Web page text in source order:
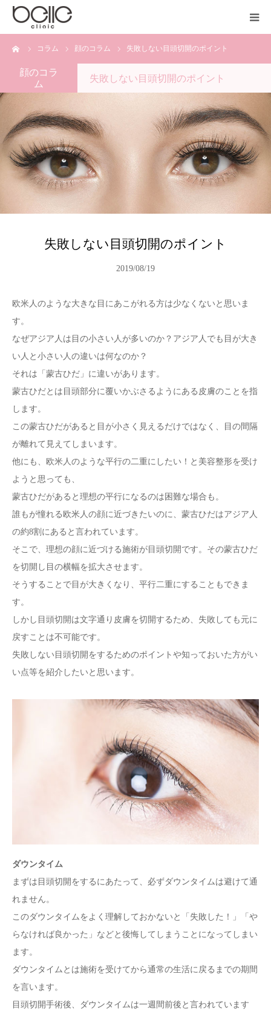
コラム 顔のコラム 失敗しない目頭切開のポイント
顔のコラ
ム
失敗しない目頭切開のポイント
失敗しない目頭切開のポイント
2019/08/19
欧米人のような大きな目にあこがれる方は少なくないと思いま
す。
なぜアジア人は目の小さい人が多いのか？アジア人でも目が大き
い人と小さい人の違いは何なのか？
それは「蒙古ひだ」に違いがあります。
蒙古ひだとは目頭部分に覆いかぶさるようにある皮膚のことを指
します。
この蒙古ひだがあると目が小さく見えるだけではなく、目の間隔
が離れて見えてしまいます。
他にも、欧米人のような平行の二重にしたい！と美容整形を受け
ようと思っても、
蒙古ひだがあると理想の平行になるのは困難な場合も。
誰もが憧れる欧米人の顔に近づきたいのに、蒙古ひだはアジア人
の約8割にあると言われています。
そこで、理想の顔に近づける施術が目頭切開です。その蒙古ひだ
を切開し目の横幅を拡大させます。
そうすることで目が大きくなり、平行二重にすることもできま
す。
しかし目頭切開は文字通り皮膚を切開するため、失敗しても元に
戻すことは不可能です。
失敗しない目頭切開をするためのポイントや知っておいた方がい
い点等を紹介したいと思います。
ダウンタイム
まずは目頭切開をするにあたって、必ずダウンタイムは避けて通
れません。
このダウンタイムをよく理解しておかないと「失敗した！」「や
らなければ良かった」などと後悔してしまうことになってしまい
ます。
ダウンタイムとは施術を受けてから通常の生活に戻るまでの期間
を言います。
目頭切開手術後、ダウンタイムは一週間前後と言われています
医院紹介
診療科目
施術料金
オンライン相談
よくある質問